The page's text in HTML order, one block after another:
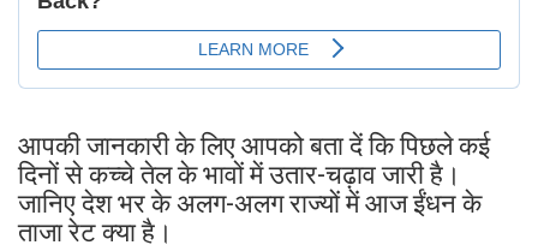
आपकी जानकारी के लिए आपको बता दें कि पिछले कई
दिनों से कच्चे तेल के भावों में उतार-चढ़ाव जारी है।
जानिए देश भर के अलग-अलग राज्यों में आज ईंधन के
ताजा रेट क्या है।